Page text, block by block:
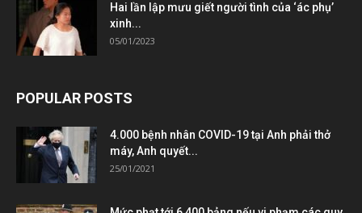
Hai lần lập mưu giết người tình của ‘ác phụ’
xinh...
05/01/2023
POPULAR POSTS
4.000 bệnh nhân COVID-19 tại Anh phải thở
máy, Anh quyết...
25/01/2021